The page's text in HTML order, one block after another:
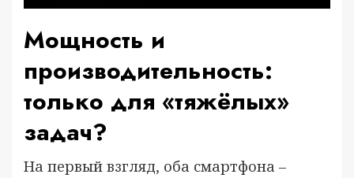
Мощность и
производительность:
только для «тяжёлых»
задач?
На первый взгляд, оба смартфона –